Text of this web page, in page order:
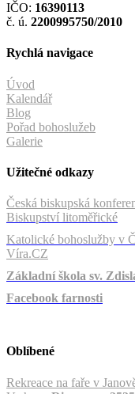
IČO: 16390113
č. ú. 2200995750/2010
Rychlá navigace
Úvod
Kalendář
Blog
Pořad bohoslužeb
Galerie
Užitečné odkazy
Česká biskupská
Biskupství litoměřické
Katolické bohoslužby v
Víra.CZ
Základní škola sv.
Facebook farnosti
Oblíbené
Rekreace na faře v